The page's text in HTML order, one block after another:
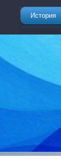
История